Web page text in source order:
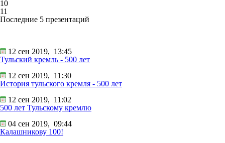
10
11
Последние 5 презентаций
12 сен 2019, 13:45
Тульский кремль - 500 лет
12 сен 2019, 11:30
История тульского кремля - 500 лет
12 сен 2019, 11:02
500 лет Тульскому кремлю
04 сен 2019, 09:44
Калашникову 100!